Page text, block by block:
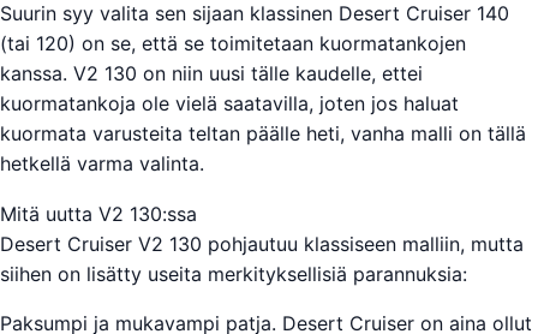
Suurin syy valita sen sijaan klassinen Desert Cruiser 140
(tai 120) on se, että se toimitetaan kuormatankojen
kanssa. V2 130 on niin uusi tälle kaudelle, ettei
kuormatankoja ole vielä saatavilla, joten jos haluat
kuormata varusteita teltan päälle heti, vanha malli on tällä
hetkellä varma valinta.
Mitä uutta V2 130:ssa
Desert Cruiser V2 130 pohjautuu klassiseen malliin, mutta
siihen on lisätty useita merkityksellisiä parannuksia:
Paksumpi ja mukavampi patja. Desert Cruiser on aina ollut